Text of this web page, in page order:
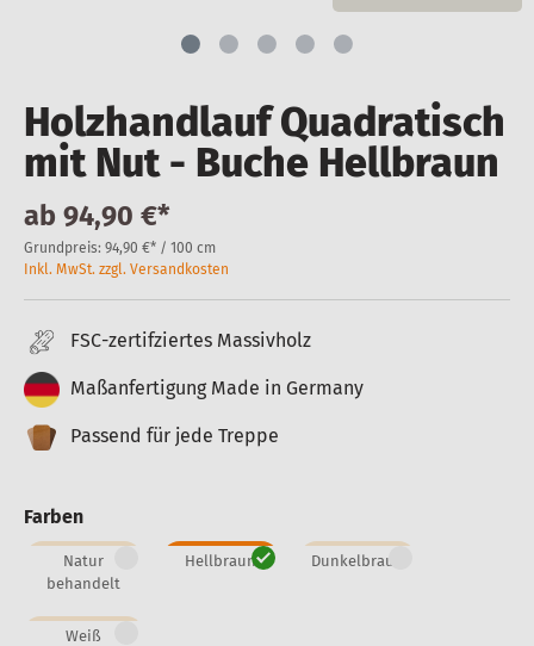
Holzhandlauf Quadratisch
mit Nut - Buche Hellbraun
ab 94,90 €*
Grundpreis: 94,90 €* / 100 cm
Inkl. MwSt. zzgl. Versandkosten
FSC-zertifziertes Massivholz
Maßanfertigung Made in Germany
Passend für jede Treppe
Farben
Natur
behandelt
Hellbraun Dunkelbraun
Weiß